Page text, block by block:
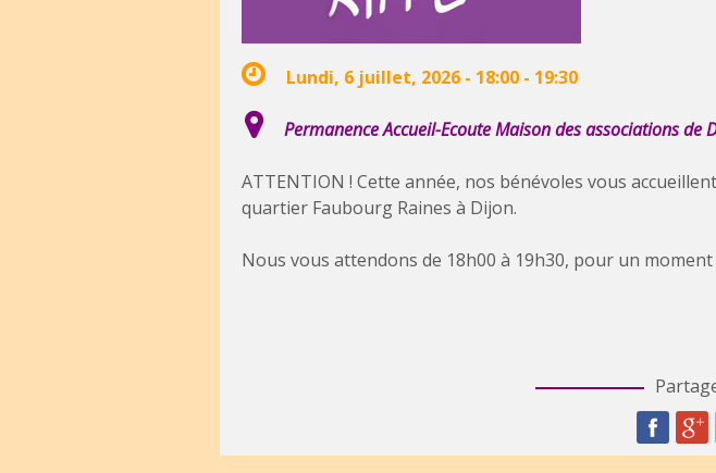
Lundi, 6 juillet, 2026 - 18:00 - 19:30
Permanence Accueil-Ecoute Maison des associations
ATTENTION ! Cette année, nos bénévoles vous
quartier Faubourg Raines à Dijon.
Nous vous attendons de 18h00 à 19h30, pour un